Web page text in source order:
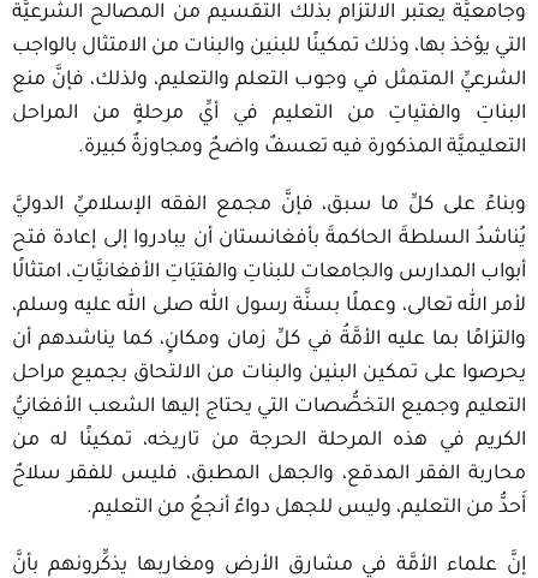
وجامعيَّة يعتبر الالتزام بذلك التقسيم من المصالح الشرعيَّة
التي يؤخذ بها، وذلك تمكينًا للبنين والبنات من الامتثال بالواجب
الشرعيِّ المتمثل في وجوب التعلم والتعليم، ولذلك، فإنَّ منع
البناتِ والفتياتِ من التعليم في أيِّ مرحلةٍ من المراحل
التعليميَّة المذكورة فيه تعسفٌ واضحٌ ومجاوزةٌ كبيرة.
وبناءً على كلِّ ما سبق، فإنَّ مجمع الفقه الإسلاميِّ الدوليَّ
يُناشدُ السلطةَ الحاكمةَ بأفغانستان أن يبادروا إلى إعادة فتح
أبواب المدارس والجامعات للبناتِ والفتيَاتِ الأفغانيَّاتِ، امتثالًا
لأمر الله تعالى، وعملًا بسنَّة رسول الله صلى الله عليه وسلم،
والتزامًا بما عليه الأمَّةُ في كلِّ زمان ومكانٍ، كما يناشدهم أن
يحرصوا على تمكين البنين والبنات من الالتحاق بجميع مراحل
التعليم وجميع التخصُّصات التي يحتاج إليها الشعب الأفغانيُّ
الكريم في هذه المرحلة الحرجة من تاريخه، تمكينًا له من
محاربة الفقر المدقع، والجهل المطبق، فليس للفقر سلاحٌ
أَحدُّ من التعليم، وليس للجهل دواءٌ أنجعُ من التعليم.
إنَّ علماء الأمَّة في مشارق الأرض ومغاربها يذكِّرونهم بأنَّ